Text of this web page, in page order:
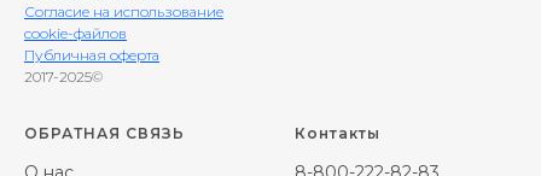
Согласие на использование
cookie-файлов
Публичная оферта
2017-2025©
ОБРАТНАЯ СВЯЗЬ Контакты